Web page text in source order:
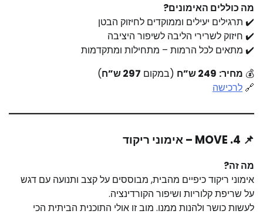
מה כוללים האימונים?
✔️ תרגילים יעילים וממוקדים לחיזוק הבטן
✔️ חיזוק לשרירי הליבה לשיפור היציבה
✔️ מתאים לכל הרמות – מתחילות ומתקדמות
💰 מחיר: 249 ש”ח (במקום 297 ש”ח
)
🔗 לרכישה
📌 4. MOVE – אימוני ריקוד
מה זה?
אימוני ריקוד כיפיים מהבית, מבוססים על קצב ותנועה עם דגש
על שריפת קלוריות ושיפור הקורדינציה.
לעשות כושר ולהנות ממנו. מוב זו אולי התוכנית הביתית הכי